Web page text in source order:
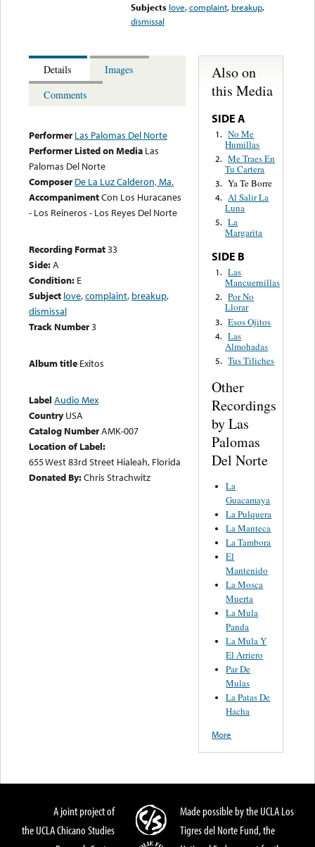
Subjects love,complaint, breakup,
dismissal
Details
Images
Comments
Performer Las Palomas Del Norte
Performer Listed on Media Las
Palomas Del Norte
Composer De La Luz Calderon, Ma.
AccompanimentCon Los Huracanes
- Los Reineros - Los Reyes Del Norte
Recording Format33
Side:A
Condition: E
Subject love,complaint, breakup,
dismissal
Track Number3
Album title Exitos
Label Audio Mex
Country USA
Catalog NumberAMK-007
Location of Label:
655 West 83rd Street Hialeah, Florida
Donated By:Chris Strachwitz
Also on
this Media
SIDE A
1. No Me
Humillas
2. Me Traes En
Tu Cartera
3. Ya Te Borre
4. Al Salir La
Luna
5. La
Margarita
SIDE B
1. Las
Mancuernillas
2. Por No
Llorar
3. Esos Ojitos
4. Las
Almohadas
5. Tus Tiliches
Other
Recordings
by Las
Palomas
Del Norte
La
Guacamaya
La Pulquera
La Manteca
La Tambora
El
Mantenido
La Mosca
Muerta
La Mula
Panda
La Mula Y
El Arriero
Par De
Mulas
La Patas De
Hacha
More
A joint project of
the UCLA Chicano Studies
Made possible by the UCLA Los
Tigres del Norte Fund, the